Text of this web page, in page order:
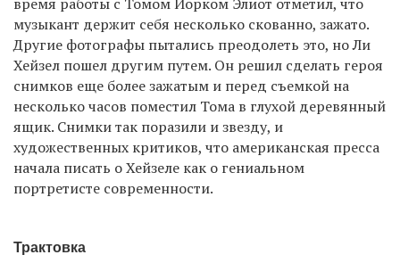
музыкант держит себя несколько скованно, зажато.
Другие фотографы пытались преодолеть это, но Ли
Хейзел пошел другим путем. Он решил сделать героя
снимков еще более зажатым и перед съемкой на
несколько часов поместил Тома в глухой деревянный
ящик. Снимки так поразили и звезду, и
художественных критиков, что американская пресса
начала писать о Хейзеле как о гениальном
портретисте современности.
Трактовка